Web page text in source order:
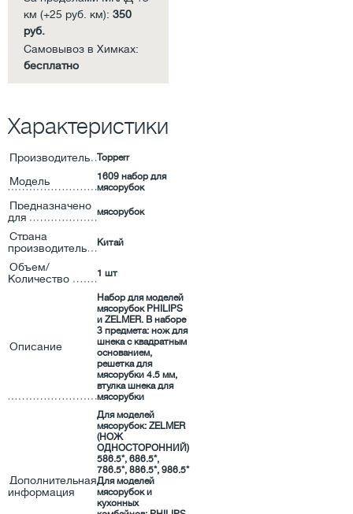
км (+25 руб. км): 350
руб.
Самовывоз в Химках:
бесплатно
Характеристики
Производитель Topperr
Модель
1609 набор для
мясорубок
Предназначено
для
мясорубок
Страна
производитель
Китай
Объем/
Количество
1 шт
Описание
Набор для моделей
мясорубок PHILIPS
и ZELMER. В наборе
3 предмета: нож для
шнека с квадратным
основанием,
решетка для
мясорубки 4.5 мм,
втулка шнека для
мясорубки
Дополнительная
информация
Для моделей
мясорубок: ZELMER
(НОЖ
ОДНОСТОРОННИЙ)
586.5*, 686.5*,
786.5*, 886.5*, 986.5*
Для моделей
мясорубок и
кухонных